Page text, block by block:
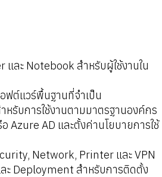
ละ Notebook สำหรับผู้ใช้งานใน
ฟต์แวร์พื้นฐานที่จำเป็น
รับการใช้งานตามมาตรฐานองค์กร
Azure AD และตั้งค่านโยบายการใช้
Network, Printer และ VPN
ะ Deployment สำหรับการติดตั้ง